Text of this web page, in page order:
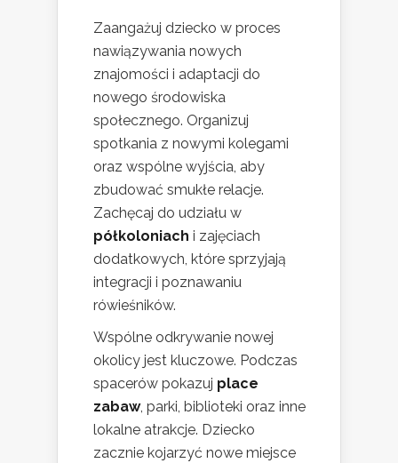
Zaangażuj dziecko w proces
nawiązywania nowych
znajomości i adaptacji do
nowego środowiska
społecznego. Organizuj
spotkania z nowymi kolegami
oraz wspólne wyjścia, aby
zbudować smukłe relacje.
Zachęcaj do udziału w
półkoloniach i zajęciach
dodatkowych, które sprzyjają
integracji i poznawaniu
rówieśników.
Wspólne odkrywanie nowej
okolicy jest kluczowe. Podczas
spacerów pokazuj place
zabaw, parki, biblioteki oraz inne
lokalne atrakcje. Dziecko
zacznie kojarzyć nowe miejsce